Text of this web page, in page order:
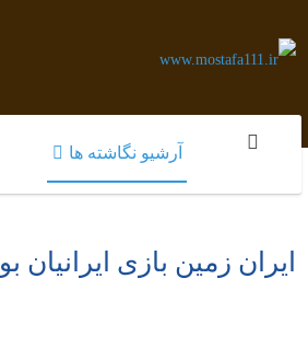
آرشیو نگاشته ها
ایران زمین بازی